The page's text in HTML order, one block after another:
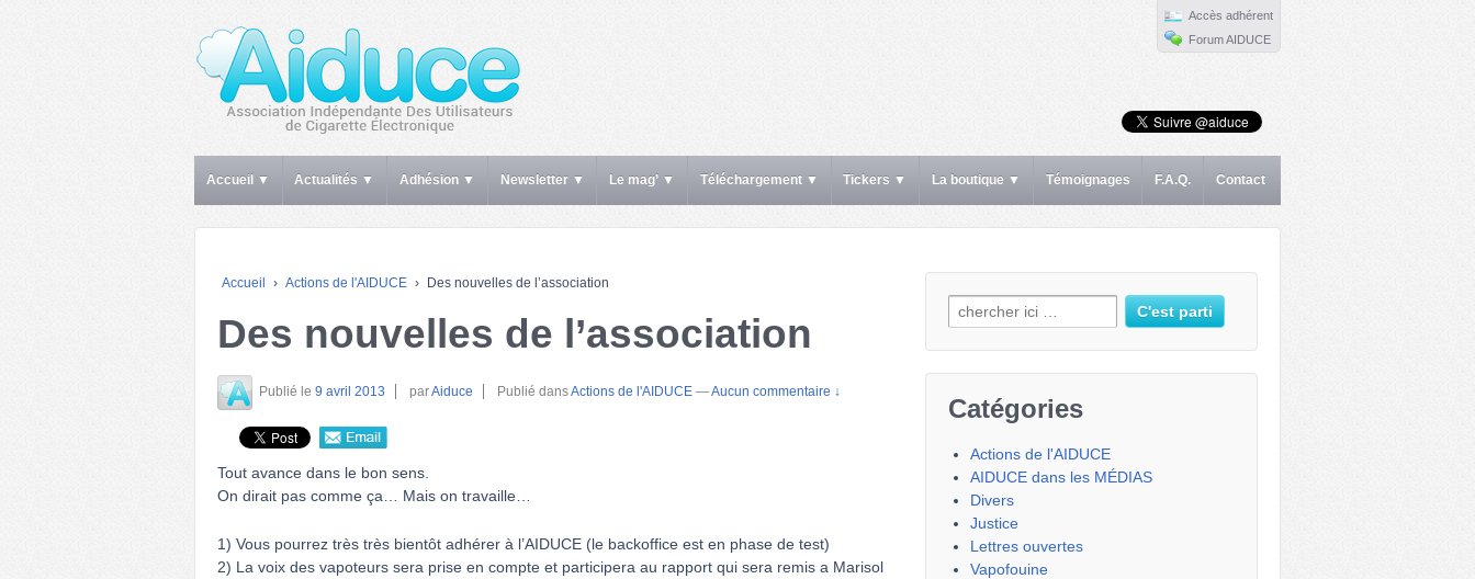
Accès adhérent
Forum AIDUCE
Accueil ▼ Actualités ▼ Adhésion ▼ Newsletter ▼ Le mag’ ▼ Téléchargement ▼ Tickers ▼ La boutique ▼ Témoignages F.A.Q. Contact
Accueil › Actions de l'AIDUCE › Des nouvelles de l’association
Des nouvelles de l’association
Publié le 9 avril 2013 parAiduce Publié dansActions de l'AIDUCE —Aucun commentaire ↓
Tout avance dans le bon sens.
On dirait pas comme ça… Mais on travaille…
1) Vous pourrez très très bientôt adhérer à l’AIDUCE (le backoffice est en phase de test)
2) La voix des vapoteurs sera prise en compte et participera au rapport qui sera remis a Marisol
Recherche pour:
Catégories
Actions de l'AIDUCE
AIDUCE dans les MÉDIAS
Divers
Justice
Lettres ouvertes
Vapofouine